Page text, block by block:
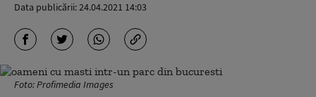
Data publicării:24.04.2021 14:03
Foto: Profimedia Images